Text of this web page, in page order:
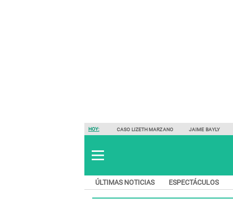
HOY: CASO LIZETH MARZANO JAIME BAYLY
ÚLTIMAS NOTICIAS ESPECTÁCULOS